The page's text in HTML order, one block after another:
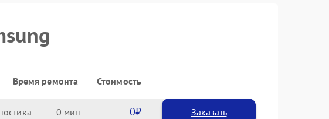
Время ремонта Стоимость
0 0 Заказать